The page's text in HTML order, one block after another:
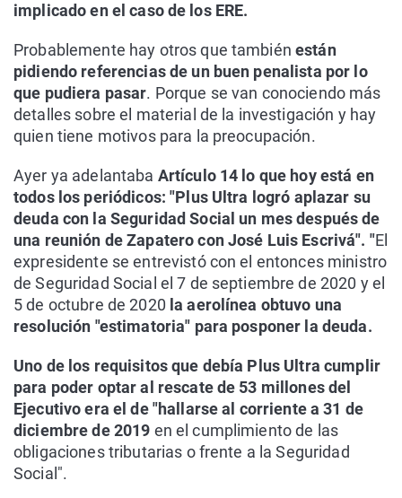
implicado en el caso de los ERE.
Probablemente hay otros que también están
pidiendo referencias de un buen penalista por lo
que pudiera pasar. Porque se van conociendo más
detalles sobre el material de la investigación y hay
quien tiene motivos para la preocupación.
Ayer ya adelantaba Artículo 14 lo que hoy está en
todos los periódicos: "Plus Ultra logró aplazar su
deuda con la Seguridad Social un mes después de
una reunión de Zapatero con José Luis Escrivá". "El
expresidente se entrevistó con el entonces ministro
de Seguridad Social el 7 de septiembre de 2020 y el
5 de octubre de 2020 la aerolínea obtuvo una
resolución "estimatoria" para posponer la deuda.
Uno de los requisitos que debía Plus Ultra cumplir
para poder optar al rescate de 53 millones del
Ejecutivo era el de "hallarse al corriente a 31 de
diciembre de 2019 en el cumplimiento de las
obligaciones tributarias o frente a la Seguridad
Social".